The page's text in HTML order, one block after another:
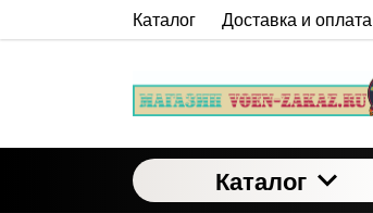
Каталог Доставка и оплата
Каталог